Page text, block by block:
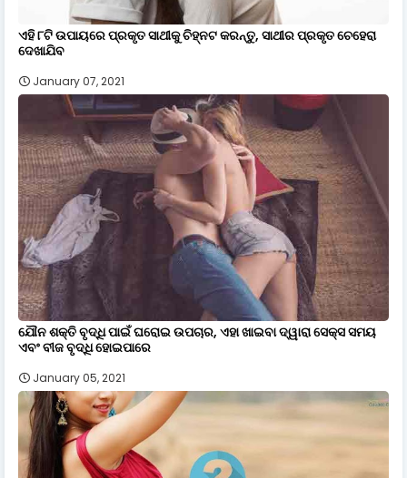
ଏହି ୮ଟି ଉପାୟରେ ପ୍ରକୃତ ସାଥୀକୁ ଚିହ୍ନଟ କରନ୍ତୁ, ସାଥୀର ପ୍ରକୃତ ଚେହେରା
ଦେଖାଯିବ
January 07, 2021
ଯୌନ ଶକ୍ତି ବୃଦ୍ଧି ପାଇଁ ଘରୋଇ ଉପଚାର, ଏହା ଖାଇବା ଦ୍ୱାରା ସେକ୍ସ ସମୟ
ଏବଂ ବୀଜ ବୃଦ୍ଧି ହୋଇପାରେ
January 05, 2021